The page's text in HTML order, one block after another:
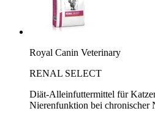
Royal Canin Veterinary
RENAL SELECT
Diät-Alleinfuttermittel für
Nierenfunktion bei chronischer